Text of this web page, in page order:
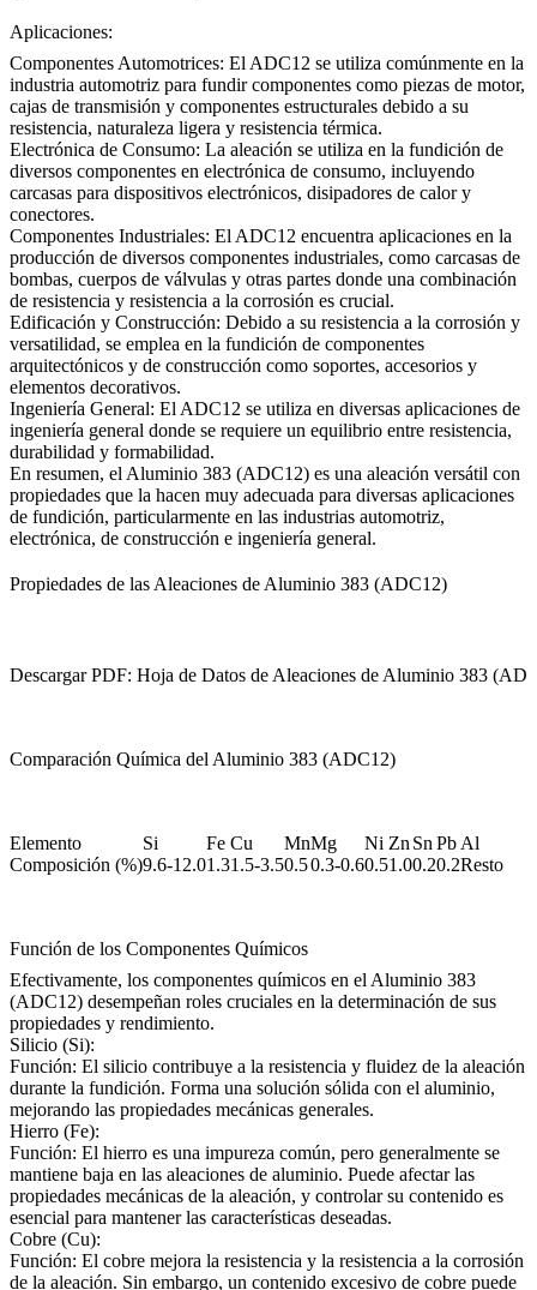
Aplicaciones:
Componentes Automotrices: El ADC12 se utiliza comúnmente en la
industria automotriz para fundir componentes como piezas de motor,
cajas de transmisión y componentes estructurales debido a su
resistencia, naturaleza ligera y resistencia térmica.
Electrónica de Consumo: La aleación se utiliza en la fundición de
diversos componentes en electrónica de consumo, incluyendo
carcasas para dispositivos electrónicos, disipadores de calor y
conectores.
Componentes Industriales: El ADC12 encuentra aplicaciones en la
producción de diversos componentes industriales, como carcasas de
bombas, cuerpos de válvulas y otras partes donde una combinación
de resistencia y resistencia a la corrosión es crucial.
Edificación y Construcción: Debido a su resistencia a la corrosión y
versatilidad, se emplea en la fundición de componentes
arquitectónicos y de construcción como soportes, accesorios y
elementos decorativos.
Ingeniería General: El ADC12 se utiliza en diversas aplicaciones de
ingeniería general donde se requiere un equilibrio entre resistencia,
durabilidad y formabilidad.
En resumen, el Aluminio 383 (ADC12) es una aleación versátil con
propiedades que la hacen muy adecuada para diversas aplicaciones
de fundición, particularmente en las industrias automotriz,
electrónica, de construcción e ingeniería general.
Propiedades de las Aleaciones de Aluminio 383 (ADC12)
Descargar PDF: Hoja de Datos de Aleaciones de Aluminio 383
Comparación Química del Aluminio 383 (ADC12)
Elemento Si Fe Cu MnMg Ni Zn Sn Pb Al
Composición (%)9.6-12.01.31.5-3.50.50.3-0.60.51.00.20.2Resto
Función de los Componentes Químicos
Efectivamente, los componentes químicos en el Aluminio 383
(ADC12) desempeñan roles cruciales en la determinación de sus
propiedades y rendimiento.
Silicio (Si):
Función: El silicio contribuye a la resistencia y fluidez de la aleación
durante la fundición. Forma una solución sólida con el aluminio,
mejorando las propiedades mecánicas generales.
Hierro (Fe):
Función: El hierro es una impureza común, pero generalmente se
mantiene baja en las aleaciones de aluminio. Puede afectar las
propiedades mecánicas de la aleación, y controlar su contenido es
esencial para mantener las características deseadas.
Cobre (Cu):
Función: El cobre mejora la resistencia y la resistencia a la corrosión
de la aleación. Sin embargo, un contenido excesivo de cobre puede